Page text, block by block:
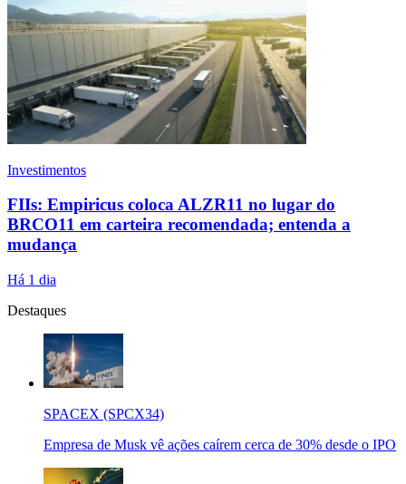
Investimentos
FIIs: Empiricus coloca ALZR11 no lugar do
BRCO11 em carteira recomendada; entenda a
mudança
Há 1 dia
Destaques
SPACEX (SPCX34)
Empresa de Musk vê ações caírem cerca de 30% desde o IPO